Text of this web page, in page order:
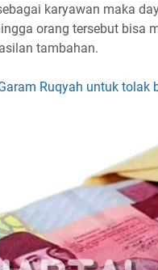
karyawan maka
orang tersebut bisa
tambahan.
Ruqyah untuk tolak